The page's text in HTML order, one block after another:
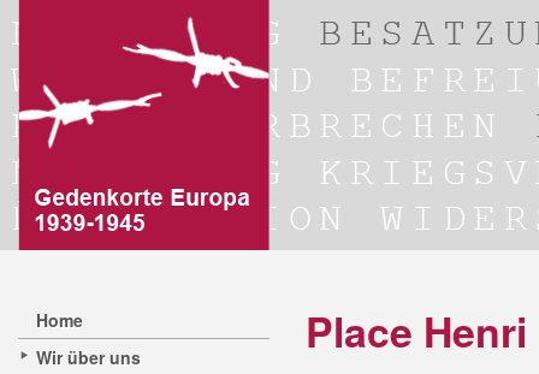
Home
Wir über uns
Place